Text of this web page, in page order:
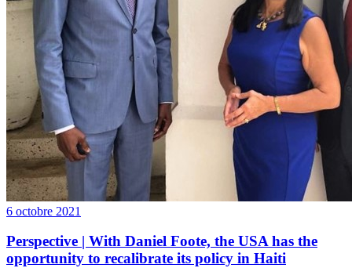
6 octobre 2021
Perspective | With Daniel Foote, the USA has the
opportunity to recalibrate its policy in Haiti